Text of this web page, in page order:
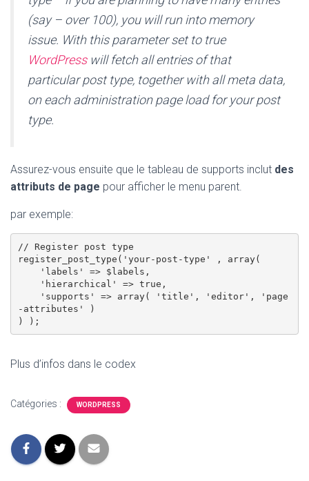
(say – over 100), you will run into memory
issue. With this parameter set to true
WordPresswill fetch all entries of that
particular post type, together with all meta data,
on each administration page load for your post
type.
Assurez-vous ensuite que le tableau de supports inclut des
attributs de page pour afficher le menu parent.
par exemple:
// Register post type
register_post_type('your-post-type' , array(
-attributes' )
Plus d’infos dans le codex
Catégories : WORDPRESS